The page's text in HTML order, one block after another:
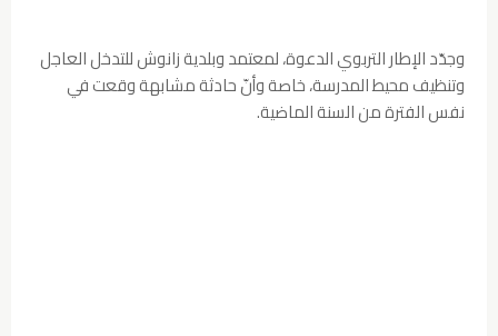
وجدّد الإطار التربوي الدعوة، لمعتمد وبلدية زانوش للتدخل العاجل
وتنظيف محيط المدرسة، خاصة وأنّ حادثة مشابهة وقعت في
نفس الفترة من السنة الماضية.